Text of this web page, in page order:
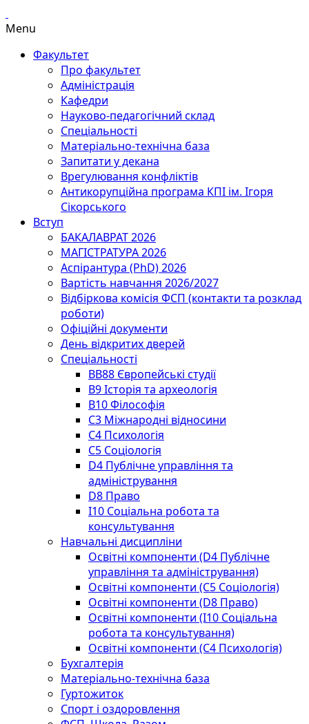
Menu
Факультет
Про факультет
Адміністрація
Кафедри
Науково-педагогічний склад
Спеціальності
Матеріально-технічна база
Запитати у декана
Врегулювання конфліктів
Антикорупційна програма КПІ ім. Ігоря
Сікорського
Вступ
БАКАЛАВРАТ 2026
МАГІСТРАТУРА 2026
Аспірантура (PhD) 2026
Вартість навчання 2026/2027
Відбіркова комісія ФСП (контакти та розклад
роботи)
Офіційні документи
День відкритих дверей
Спеціальності
BВ88 Європейські студії
B9 Історія та археологія
B10 Філософія
C3 Міжнародні відносини
C4 Психологія
С5 Соціологія
D4 Публічне управління та
адміністрування
D8 Право
I10 Соціальна робота та
консультування
Навчальні дисципліни
Освітні компоненти (D4 Публічне
управління та адміністрування)
Освітні компоненти (С5 Соціологія)
Освітні компоненти (D8 Право)
Освітні компоненти (I10 Соціальна
робота та консультування)
Освітні компоненти (С4 Психологія)
Бухгалтерія
Матеріально-технічна база
Гуртожиток
Спорт і оздоровлення